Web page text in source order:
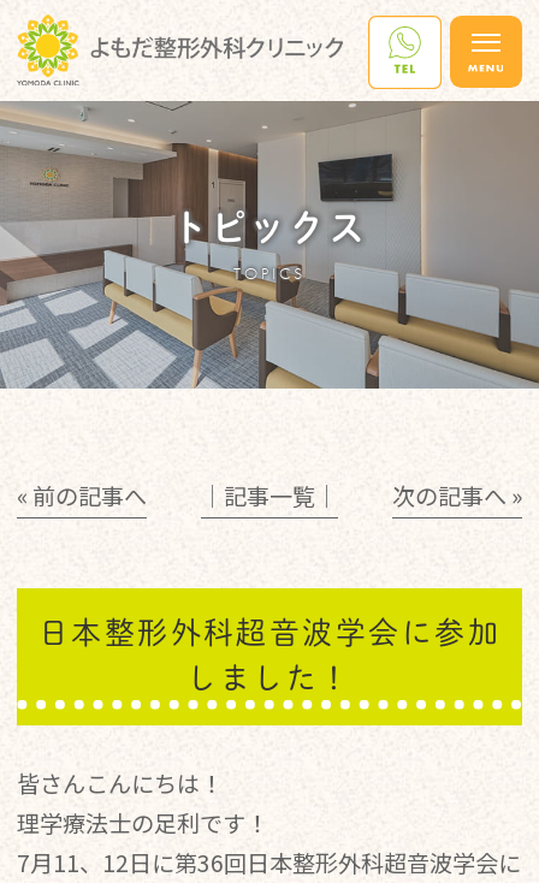
トピックス
TOPICS
« 前の記事へ │記事一覧│ 次の記事へ »
日本整形外科超音波学会に参加
しました！
皆さんこんにちは！
理学療法士の足利です！
7月11、12日に第36回日本整形外科超音波学会に